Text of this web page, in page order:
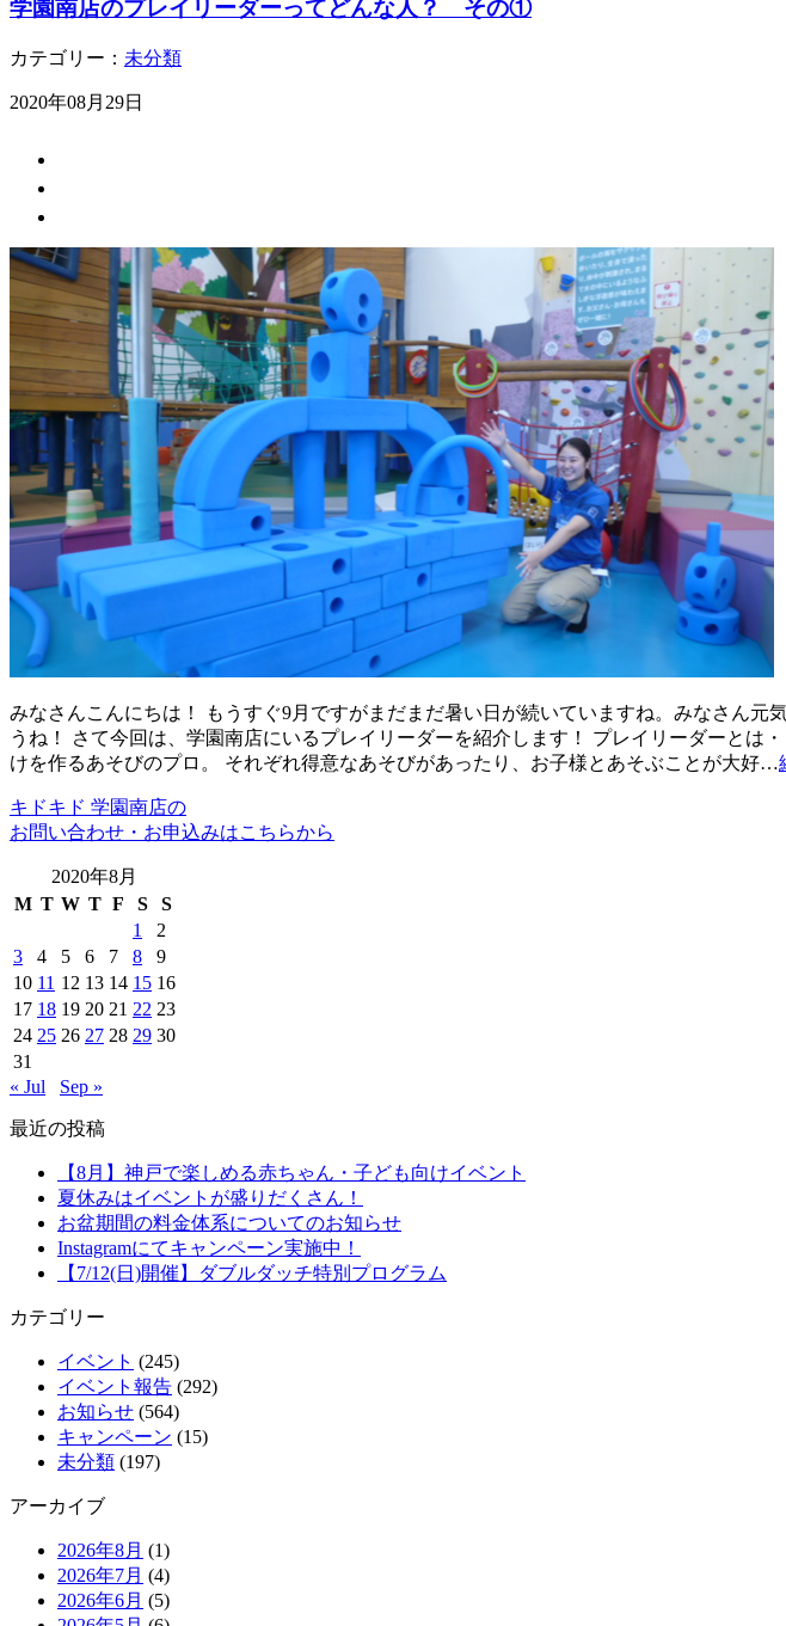
学園南店のプレイリーダーってどんな人？ その①
カテゴリー： 未分類
2020年08月29日
みなさんこんにちは！ もうすぐ9月ですがまだまだ暑い日が続いていますね。みなさん
うね！ さて今回は、学園南店にいるプレイリーダーを紹介します！ プレイリーダーと
けを作るあそびのプロ。 それぞれ得意なあそびがあったり、お子様とあそぶことが大好…
キドキド 学園南店の
お問い合わせ・お申込みはこちらから
2020年8月
M T W T F S
S
1
2
3
4 5 6 7 8
9
10 11 12 13 14 15 16
17 18 19 20 21 22 23
24 25 26 27 28 29 30
31
« Jul
Sep »
最近の投稿
【8月】神戸で楽しめる赤ちゃん・子ども向けイベント
夏休みはイベントが盛りだくさん！
お盆期間の料金体系についてのお知らせ
Instagramにてキャンペーン実施中！
【7/12(日)開催】ダブルダッチ特別プログラム
カテゴリー
イベント (245)
イベント報告 (292)
お知らせ (564)
キャンペーン (15)
未分類 (197)
アーカイブ
2026年8月 (1)
2026年7月 (4)
2026年6月 (5)